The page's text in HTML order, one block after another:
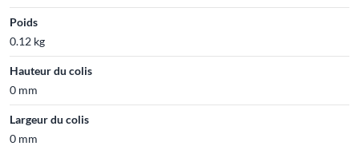
Poids
0.12 kg
Hauteur du colis
0 mm
Largeur du colis
0 mm